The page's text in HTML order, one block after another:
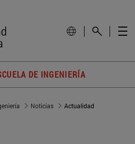
DE INGENIERÍA
Noticias Actualidad